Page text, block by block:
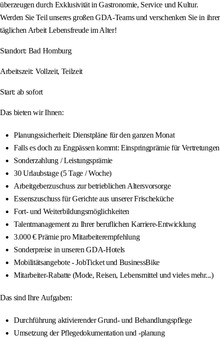
überzeugen durch Exklusivität in Gastronomie, Service und Kultur.
Werden Sie Teil unseres großen GDA-Teams und verschenken Sie in ihrer
täglichen Arbeit Lebensfreude im Alter!
Standort: Bad Homburg
Arbeitszeit: Vollzeit, Teilzeit
Start: ab sofort
Das bieten wir Ihnen:
Planungssicherheit: Dienstpläne für den ganzen Monat
Falls es doch zu Engpässen kommt: Einspringprämie für Vertretungen
Sonderzahlung / Leistungsprämie
30 Urlaubstage (5 Tage / Woche)
Arbeitgeberzuschuss zur betrieblichen Altersvorsorge
Essenszuschuss für Gerichte aus unserer Frischeküche
Fort- und Weiterbildungsmöglichkeiten
Talentmanagement zu Ihrer beruflichen Karriere-Entwicklung
3.000 € Prämie pro Mitarbeiterempfehlung
Sonderpreise in unseren GDA-Hotels
Mobilitätsangebote - JobTicket und BusinessBike
Mitarbeiter-Rabatte (Mode, Reisen, Lebensmittel und vieles mehr...)
Das sind Ihre Aufgaben:
Durchführung aktivierender Grund- und Behandlungspflege
Umsetzung der Pflegedokumentation und -planung